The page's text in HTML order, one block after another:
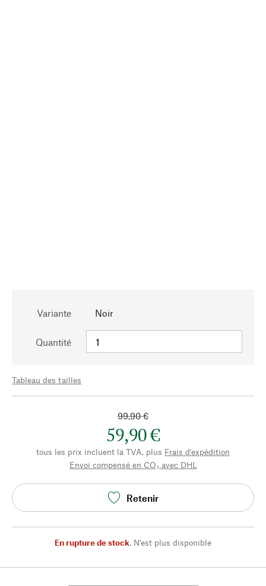
Variante Noir
Quantité
Tableau des tailles
99,90 €
59,90 €
tous les prix incluent la TVA, plus Frais d'expédition
Envoi compensé en CO₂ avec DHL
Retenir
En rupture de stock, N'est plus disponible